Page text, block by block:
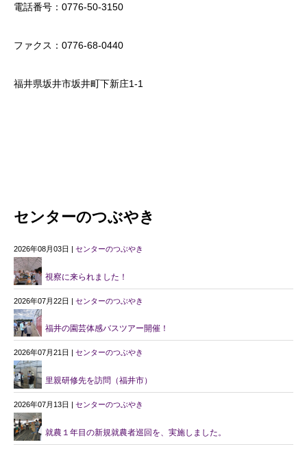
電話番号：0776-50-3150
ファクス：0776-68-0440
福井県坂井市坂井町下新庄1-1
センターのつぶやき
2026年08月03日 | センターのつぶやき
視察に来られました！
2026年07月22日 | センターのつぶやき
福井の園芸体感バスツアー開催！
2026年07月21日 | センターのつぶやき
里親研修先を訪問（福井市）
2026年07月13日 | センターのつぶやき
就農１年目の新規就農者巡回を、実施しました。